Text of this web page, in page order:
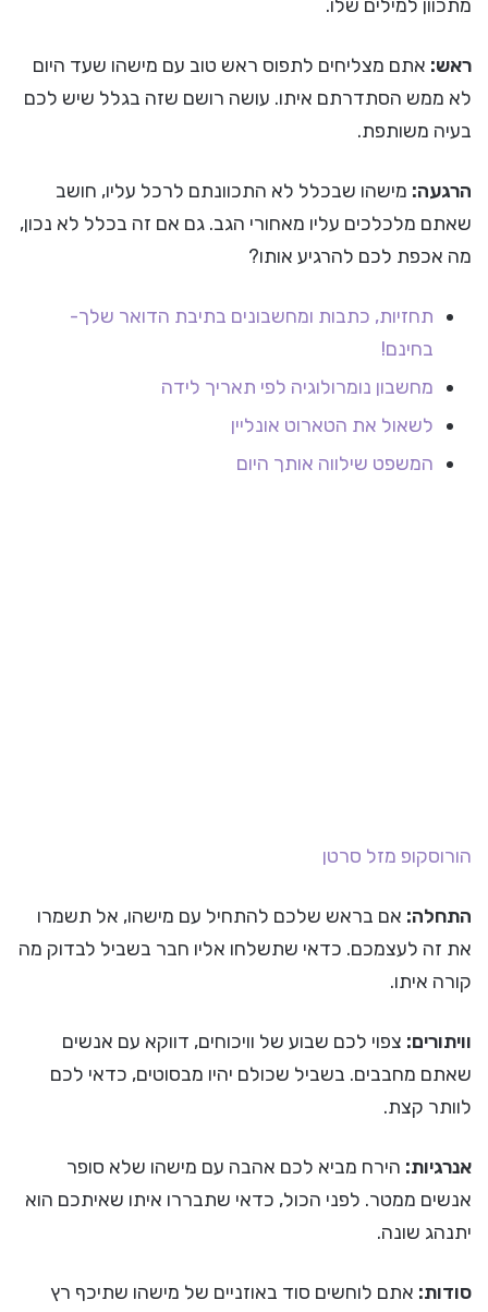
מתכוון למילים שלו.
ראש: אתם מצליחים לתפוס ראש טוב עם מישהו שעד היום
לא ממש הסתדרתם איתו. עושה רושם שזה בגלל שיש לכם
בעיה משותפת.
הרגעה: מישהו שבכלל לא התכוונתם לרכל עליו, חושב
שאתם מלכלכים עליו מאחורי הגב. גם אם זה בכלל לא נכון,
מה אכפת לכם להרגיע אותו?
תחזיות, כתבות ומחשבונים בתיבת הדואר שלך-
בחינם!
מחשבון נומרולוגיה לפי תאריך לידה
לשאול את הטארוט אונליין
המשפט שילווה אותך היום
הורוסקופ מזל סרטן
התחלה: אם בראש שלכם להתחיל עם מישהו, אל תשמרו
את זה לעצמכם. כדאי שתשלחו אליו חבר בשביל לבדוק מה
קורה איתו.
וויתורים: צפוי לכם שבוע של וויכוחים, דווקא עם אנשים
שאתם מחבבים. בשביל שכולם יהיו מבסוטים, כדאי לכם
לוותר קצת.
אנרגיות: הירח מביא לכם אהבה עם מישהו שלא סופר
אנשים ממטר. לפני הכול, כדאי שתבררו איתו שאיתכם הוא
יתנהג שונה.
סודות: אתם לוחשים סוד באוזניים של מישהו שתיכף רץ